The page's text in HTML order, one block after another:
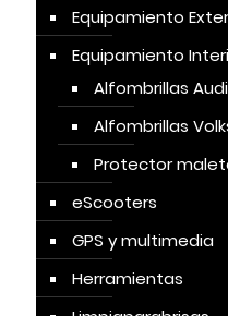
Equipamiento
Equipamiento
Alfombrillas Audi
Alfombrillas
Protector
eScooters
GPS y multimedia
Herramientas